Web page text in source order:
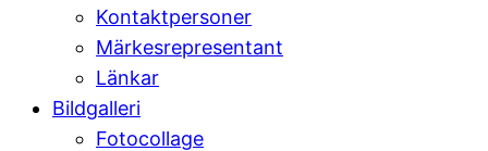
Kontaktpersoner
Märkesrepresentant
Länkar
Bildgalleri
Fotocollage